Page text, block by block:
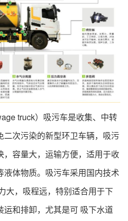
truck）吸污车是收集、中转
次污染的新型环卫车辆，吸污
，容量大，运输方便，适用于收
体物质。吸污车采用国内技术
大，吸程远，特别适合用于下
和排卸，尤其是可 吸下水道